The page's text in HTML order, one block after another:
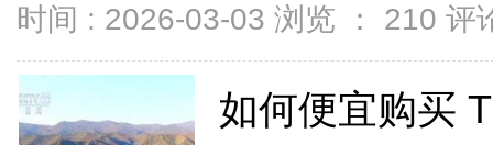
时间 : 2026-03-03 浏览 ： 210 评
如何便宜购买